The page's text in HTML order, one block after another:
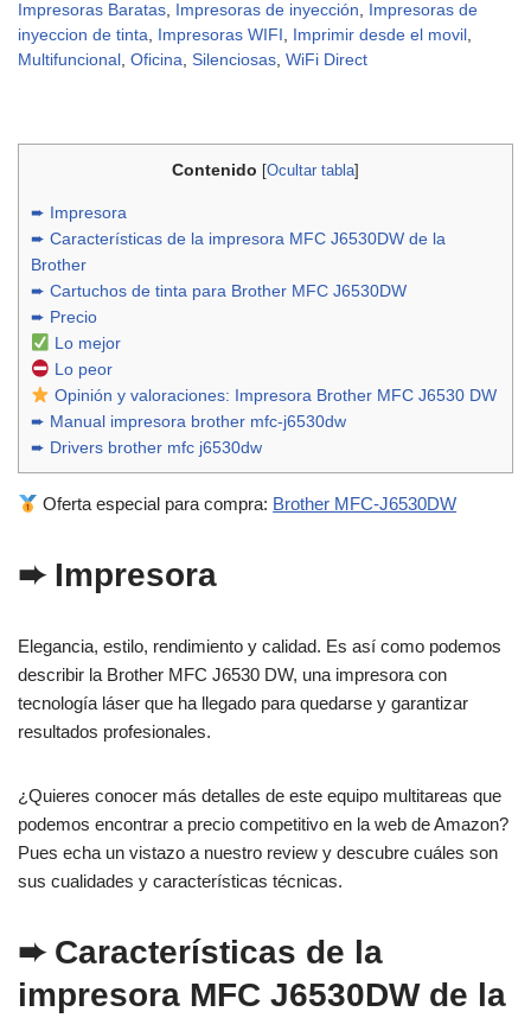
Impresoras Baratas, Impresoras de inyección,
Impresoras de
inyeccion de tinta, Impresoras WIFI , Imprimir desde el movil ,
Multifuncional , Oficina, Silenciosas, WiFi Direct
Contenido [Ocultar tabla]
➨ Impresora
➨ Características de la impresora MFC J6530DW de la
Brother
➨ Cartuchos de tinta para Brother MFC J6530DW
➨ Precio
Lo mejor
Lo peor
Opinión y valoraciones: Impresora Brother MFC J6530 DW
➨ Manual impresora brother mfc-j6530dw
➨ Drivers brother mfc j6530dw
Oferta especial para compra: Brother MFC-J6530DW
➨ Impresora
Elegancia, estilo, rendimiento y calidad. Es así como podemos
describir la Brother MFC J6530 DW, una impresora con
tecnología láser que ha llegado para quedarse y garantizar
resultados profesionales.
¿Quieres conocer más detalles de este equipo multitareas que
podemos encontrar a precio competitivo en la web de Amazon?
Pues echa un vistazo a nuestro review y descubre cuáles son
sus cualidades y características técnicas.
➨ Características de la
impresora MFC J6530DW de la